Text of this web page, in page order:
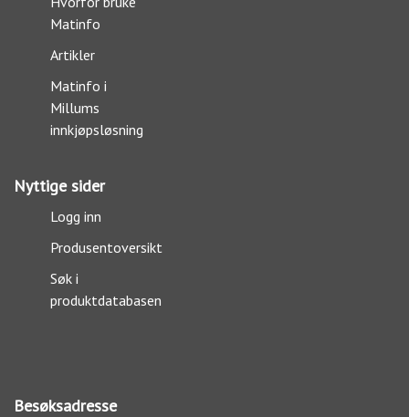
Matinfo
Artikler
Matinfo i
Millums
innkjøpsløsning
Nyttige sider
Logg inn
Produsentoversikt
Søk i
produktdatabasen
Besøksadresse